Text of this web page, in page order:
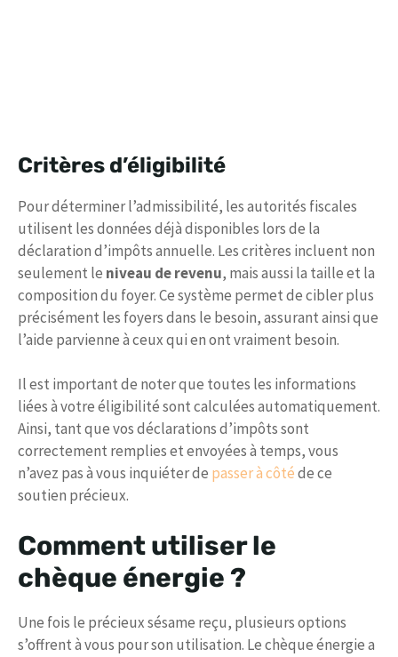
Critères d’éligibilité
Pour déterminer l’admissibilité, les autorités fiscales
utilisent les données déjà disponibles lors de la
déclaration d’impôts annuelle. Les critères incluent non
seulement le niveau de revenu, mais aussi la taille et la
composition du foyer. Ce système permet de cibler plus
précisément les foyers dans le besoin, assurant ainsi que
l’aide parvienne à ceux qui en ont vraiment besoin.
Il est important de noter que toutes les informations
liées à votre éligibilité sont calculées automatiquement.
Ainsi, tant que vos déclarations d’impôts sont
correctement remplies et envoyées à temps, vous
n’avez pas à vous inquiéter de passer à côtéde ce
soutien précieux.
Comment utiliser le
chèque énergie ?
Une fois le précieux sésame reçu, plusieurs options
s’offrent à vous pour son utilisation. Le chèque énergie a